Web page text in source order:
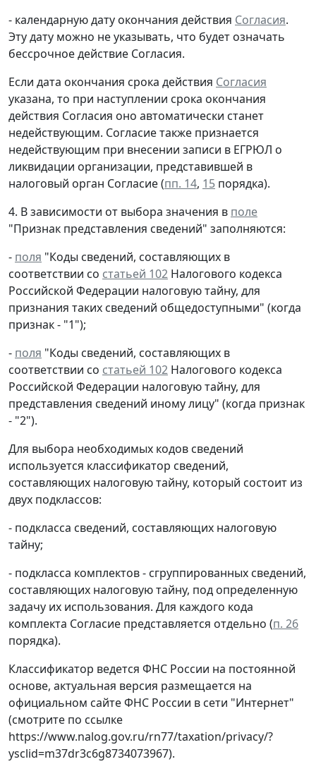
- календарную дату окончания действия Согласия.
Эту дату можно не указывать, что будет означать
бессрочное действие Согласия.
Если дата окончания срока действия Согласия
указана, то при наступлении срока окончания
действия Согласия оно автоматически станет
недействующим. Согласие также признается
недействующим при внесении записи в ЕГРЮЛ о
ликвидации организации, представившей в
налоговый орган Согласие (пп. 14, 15 порядка).
4. В зависимости от выбора значения в поле
"Признак представления сведений" заполняются:
- поля "Коды сведений, составляющих в
соответствии со статьей 102 Налогового кодекса
Российской Федерации налоговую тайну, для
признания таких сведений общедоступными" (когда
признак - "1");
- поля "Коды сведений, составляющих в
соответствии со статьей 102 Налогового кодекса
Российской Федерации налоговую тайну, для
представления сведений иному лицу" (когда признак
- "2").
Для выбора необходимых кодов сведений
используется классификатор сведений,
составляющих налоговую тайну, который состоит из
двух подклассов:
- подкласса сведений, составляющих налоговую
тайну;
- подкласса комплектов - сгруппированных сведений,
составляющих налоговую тайну, под определенную
задачу их использования. Для каждого кода
комплекта Согласие представляется отдельно (п. 26
порядка).
Классификатор ведется ФНС России на постоянной
основе, актуальная версия размещается на
официальном сайте ФНС России в сети "Интернет"
(смотрите по ссылке
https://www.nalog.gov.ru/rn77/taxation/privacy/?
ysclid=m37dr3c6g8734073967).